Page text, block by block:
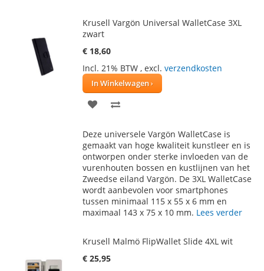
Krusell Vargön Universal WalletCase 3XL
zwart
€ 18,60
Incl. 21% BTW , excl. verzendkosten
In Winkelwagen
VOEG
AAN
VERLANGLIJST
TE
VERGELIJKEN
Deze universele Vargön WalletCase is
gemaakt van hoge kwaliteit kunstleer en is
ontworpen onder sterke invloeden van de
vurenhouten bossen en kustlijnen van het
Zweedse eiland Vargön. De 3XL WalletCase
wordt aanbevolen voor smartphones
tussen minimaal 115 x 55 x 6 mm en
maximaal 143 x 75 x 10 mm. Lees verder
Krusell Malmö FlipWallet Slide 4XL wit
€ 25,95